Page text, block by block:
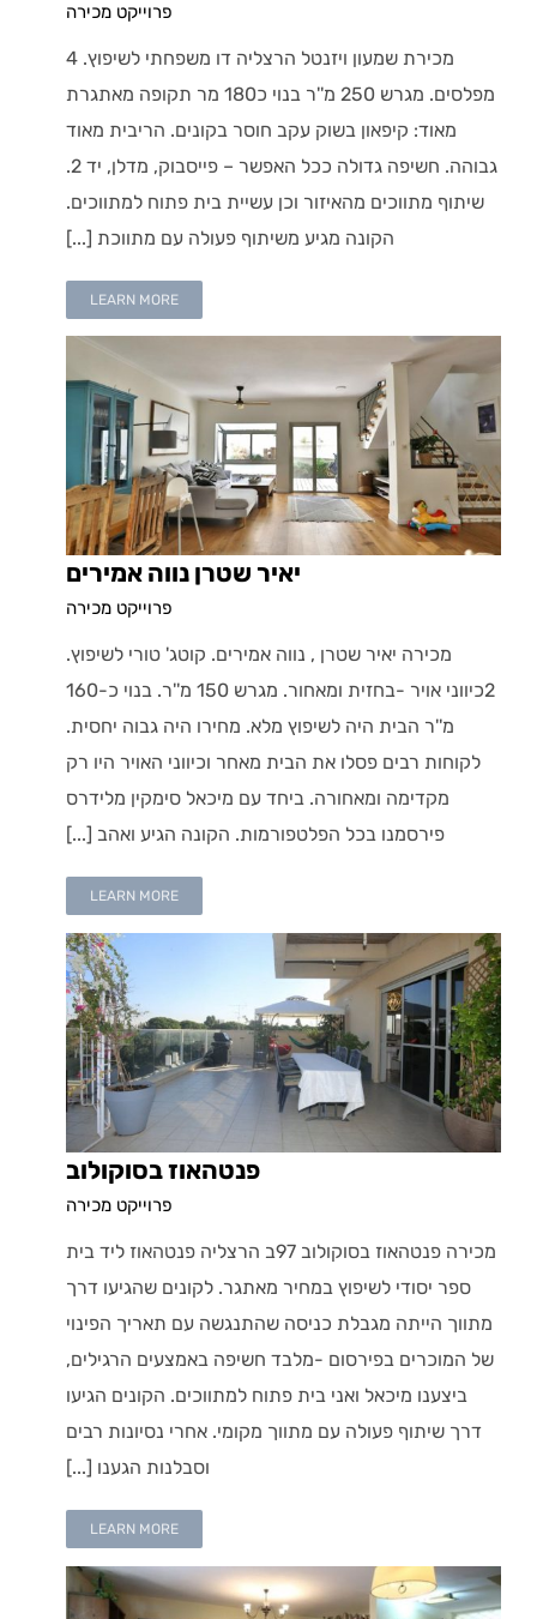
פרוייקט מכירה
מכירת שמעון ויזנטל הרצליה דו משפחתי לשיפוץ. 4
מפלסים. מגרש 250 מ''ר בנוי כ180 מר תקופה מאתגרת
מאוד: קיפאון בשוק עקב חוסר בקונים. הריבית מאוד
גבוהה. חשיפה גדולה ככל האפשר – פייסבוק, מדלן, יד 2.
שיתוף מתווכים מהאיזור וכן עשיית בית פתוח למתווכים.
הקונה מגיע משיתוף פעולה עם מתווכת [...]
LEARN MORE
יאיר שטרן נווה אמירים
פרוייקט מכירה
מכירה יאיר שטרן , נווה אמירים. קוטג' טורי לשיפוץ.
2כיווני אויר -בחזית ומאחור. מגרש 150 מ''ר. בנוי כ-160
מ''ר הבית היה לשיפוץ מלא. מחירו היה גבוה יחסית.
לקוחות רבים פסלו את הבית מאחר וכיווני האויר היו רק
מקדימה ומאחורה. ביחד עם מיכאל סימקין מלידרס
פירסמנו בכל הפלטפורמות. הקונה הגיע ואהב [...]
LEARN MORE
פנטהאוז בסוקולוב
פרוייקט מכירה
מכירה פנטהאוז בסוקולוב 97ב הרצליה פנטהאוז ליד בית
ספר יסודי לשיפוץ במחיר מאתגר. לקונים שהגיעו דרך
מתווך הייתה מגבלת כניסה שהתנגשה עם תאריך הפינוי
של המוכרים בפירסום -מלבד חשיפה באמצעים הרגילים,
ביצענו מיכאל ואני בית פתוח למתווכים. הקונים הגיעו
דרך שיתוף פעולה עם מתווך מקומי. אחרי נסיונות רבים
וסבלנות הגענו [...]
LEARN MORE